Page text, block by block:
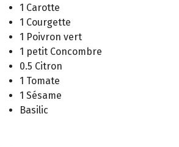
1 Carotte
1 Courgette
1 Poivron vert
1 petit Concombre
0.5 Citron
1 Tomate
1 Sésame
Basilic